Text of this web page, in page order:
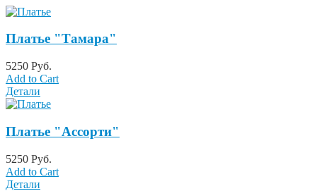
Платье "Тамара"
5250 Руб.
Add to Cart
Детали
Платье "Ассорти"
5250 Руб.
Add to Cart
Детали